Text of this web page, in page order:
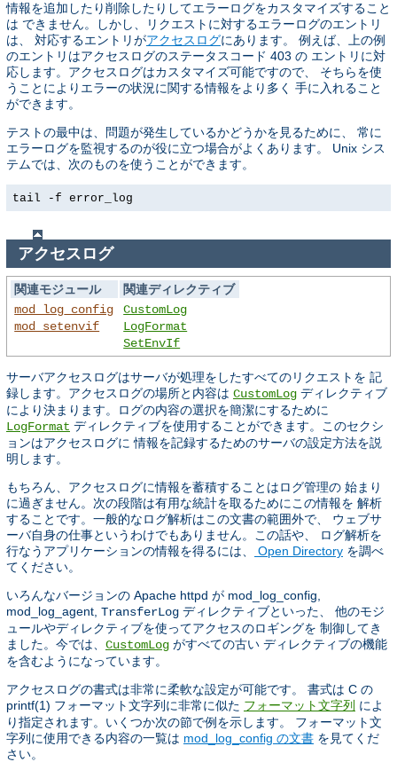
情報を追加したり削除したりしてエラーログをカスタマイズすること
は できません。しかし、リクエストに対するエラーログのエントリ
は、 対応するエントリがアクセスログにあります。 例えば、上の例
のエントリはアクセスログのステータスコード 403 の エントリに対
応します。アクセスログはカスタマイズ可能ですので、 そちらを使
うことによりエラーの状況に関する情報をより多く 手に入れること
ができます。
テストの最中は、問題が発生しているかどうかを見るために、 常に
エラーログを監視するのが役に立つ場合がよくあります。 Unix シス
テムでは、次のものを使うことができます。
tail -f error_log
アクセスログ
関連モジュール
関連ディレクティブ
mod_log_config
mod_setenvif
CustomLog
LogFormat
SetEnvIf
サーバアクセスログはサーバが処理をしたすべてのリクエストを 記
録します。アクセスログの場所と内容は CustomLog ディレクティブ
により決まります。ログの内容の選択を簡潔にするために
LogFormat ディレクティブを使用することができます。このセクシ
ョンはアクセスログに 情報を記録するためのサーバの設定方法を説
明します。
もちろん、アクセスログに情報を蓄積することはログ管理の 始まり
に過ぎません。次の段階は有用な統計を取るためにこの情報を 解析
することです。一般的なログ解析はこの文書の範囲外で、 ウェブサ
ーバ自身の仕事というわけでもありません。この話や、 ログ解析を
行なうアプリケーションの情報を得るには、
Open Directory を調べ
てください。
いろんなバージョンの Apache httpd が mod_log_config,
mod_log_agent, TransferLog ディレクティブといった、 他のモジ
ュールやディレクティブを使ってアクセスのロギングを 制御してき
ました。今では、 CustomLog がすべての古い ディレクティブの機能
を含むようになっています。
アクセスログの書式は非常に柔軟な設定が可能です。 書式は C の
printf(1) フォーマット文字列に非常に似た フォーマット文字列 によ
り指定されます。いくつか次の節で例を示します。 フォーマット文
字列に使用できる内容の一覧は mod_log_config の文書 を見てくだ
さい。